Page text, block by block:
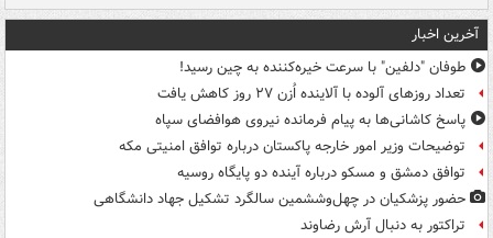
آخرین اخبار
طوفان "دلفین" با سرعت خیره‌کننده به چین رسید!
تعداد روزهای آلوده با آلاینده اُزن ۲۷ روز کاهش یافت
پاسخ کاشانی‌ها به پیام فرمانده نیروی هوافضای سپاه
توضیحات وزیر امور خارجه پاکستان درباره توافق امنیتی مکه
توافق دمشق و مسکو درباره آینده دو پایگاه روسیه
حضور پزشکیان در چهل‌وششمین سالگرد تشکیل جهاد دانشگاهی
تراکتور به دنبال آرش رضاوند